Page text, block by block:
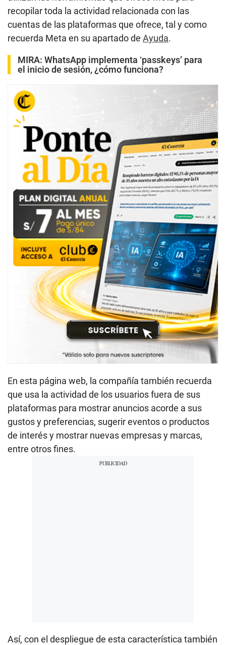
recopilar toda la actividad relacionada con las
cuentas de las plataformas que ofrece, tal y como
recuerda Meta en su apartado de Ayuda.
MIRA: WhatsApp implementa ‘passkeys’ para
el inicio de sesión, ¿cómo funciona?
En esta página web, la compañía también recuerda
que usa la actividad de los usuarios fuera de sus
plataformas para mostrar anuncios acorde a sus
gustos y preferencias, sugerir eventos o productos
de interés y mostrar nuevas empresas y marcas,
entre otros fines.
Así, con el despliegue de esta característica también